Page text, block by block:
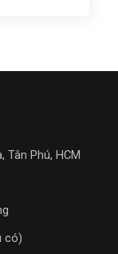
Tân Phú, HCM
có)